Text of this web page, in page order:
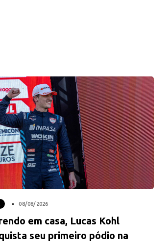
08/08/2026
em casa, Lucas Kohl
seu primeiro pódio na